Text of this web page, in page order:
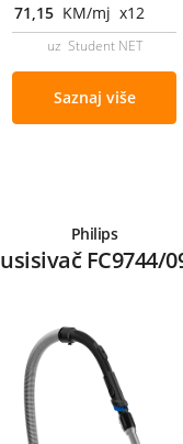
71,15 KM/mj x12
uz Student NET
Saznaj više
Philips
usisivač FC9744/